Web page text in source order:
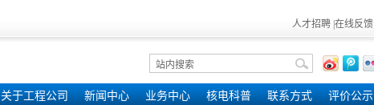
人才招聘 在线反馈
关于工程公司 新闻中心 业务中心 核电科普 联系方式 评价公示